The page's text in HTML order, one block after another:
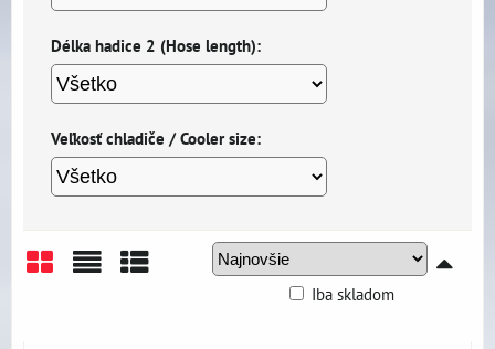
Délka hadice 2 (Hose length):
Veľkosť chladiče / Cooler size:
Iba skladom